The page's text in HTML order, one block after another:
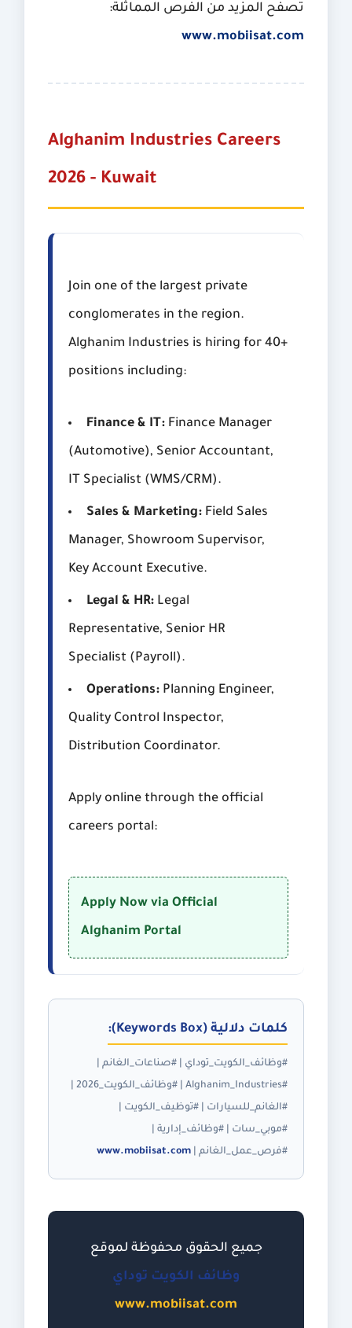
تصفح المزيد من الفرص المماثلة:
www.mobiisat.com
Alghanim Industries Careers
2026 - Kuwait
Join one of the largest private
conglomerates in the region.
Alghanim Industries is hiring for 40+
positions including:
Finance & IT: Finance Manager
(Automotive), Senior Accountant,
IT Specialist (WMS/CRM).
Sales & Marketing: Field Sales
Manager, Showroom Supervisor,
Key Account Executive.
Legal & HR: Legal
Representative, Senior HR
Specialist (Payroll).
Operations: Planning Engineer,
Quality Control Inspector,
Distribution Coordinator.
Apply online through the official
careers portal:
Apply Now via Official
Alghanim Portal
كلمات دلالية (Keywords Box):
#وظائف_الكويت_توداي | #صناعات_الغانم |
#الغانم_للسيارات | #توظيف_الكويت |
#موبي_سات | #وظائف_إدارية |
#فرص_عمل_الغانم | www.mobiisat.com
جميع الحقوق محفوظة لموقع
وظائف الكويت توداي
www.mobiisat.com